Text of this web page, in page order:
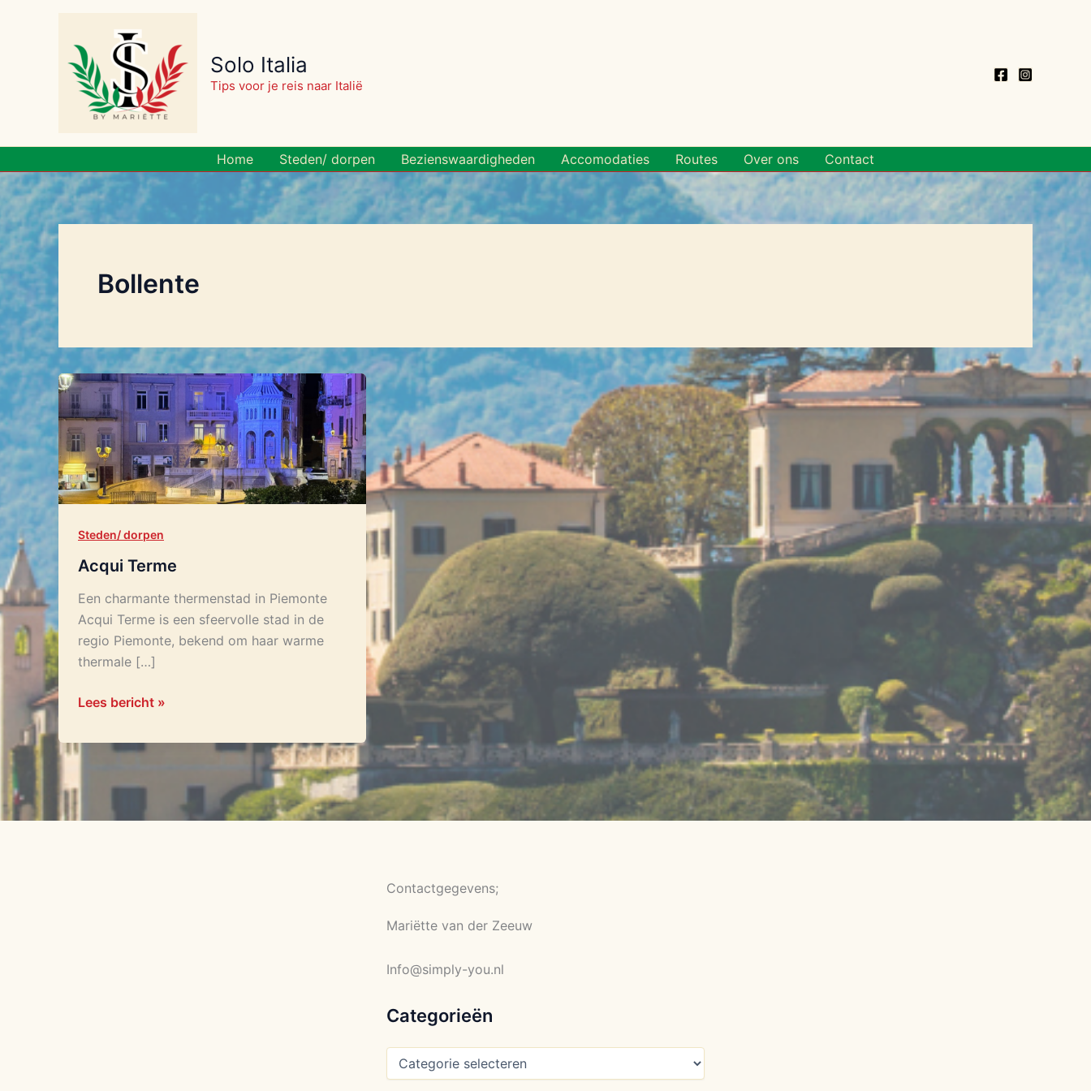
Solo Italia
Tips voor je reis naar Italië
Home Steden/ dorpen Bezienswaardigheden Accomodaties Routes Over ons Contact
Bollente
Steden/ dorpen
Acqui Terme
Een charmante thermenstad in Piemonte
Acqui Terme is een sfeervolle stad in de
regio Piemonte, bekend om haar warme
thermale […]
Acqui
Terme
Lees bericht »
Contactgegevens;
Mariëtte van der Zeeuw
Info@simply-you.nl
Categorieën